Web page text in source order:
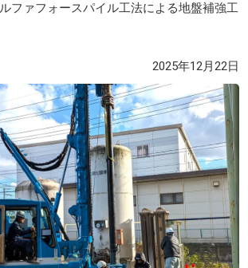
ファフォースパイル工法による地盤補強工
2025年12月22日